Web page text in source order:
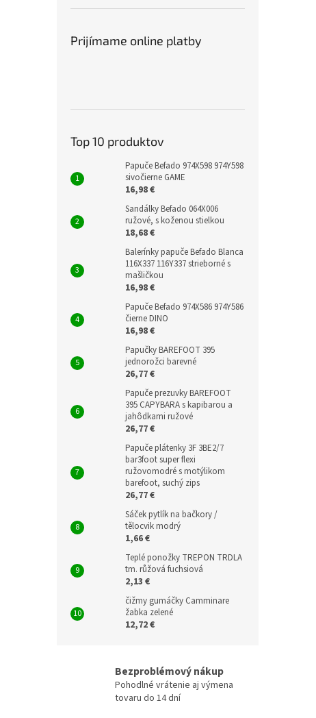
Prijímame online platby
Top 10 produktov
Papuče Befado 974X598 974Y598
sivočierne GAME
16,98 €
Sandálky Befado 064X006
ružové, s koženou stielkou
18,68 €
Balerínky papuče Befado Blanca
116X337 116Y337 strieborné s
mašličkou
16,98 €
Papuče Befado 974X586 974Y586
čierne DINO
16,98 €
Papučky BAREFOOT 395
jednorožci barevné
26,77 €
Papuče prezuvky BAREFOOT
395 CAPYBARA s kapibarou a
jahôdkami ružové
26,77 €
Papuče plátenky 3F 3BE2/7
bar3foot super flexi
ružovomodré s motýlikom
barefoot, suchý zips
26,77 €
Sáček pytlík na bačkory /
tělocvik modrý
1,66 €
Teplé ponožky TREPON TRDLA
tm. růžová fuchsiová
2,13 €
čižmy gumáčky Camminare
žabka zelené
12,72 €
Bezproblémový nákup
Pohodlné vrátenie aj výmena
tovaru do 14 dní